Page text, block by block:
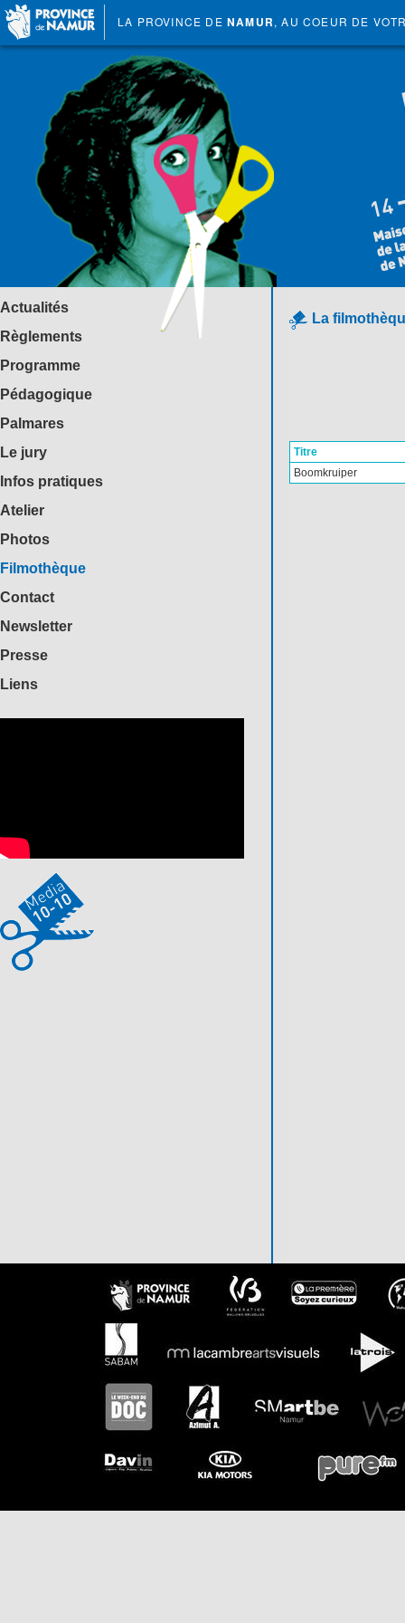
LA PROVINCE DE NAMUR, AU COEUR DE
Actualités
Règlements
Programme
Pédagogique
Palmares
Le jury
Infos pratiques
Atelier
Photos
Filmothèque
Contact
Newsletter
Presse
Liens
La
Titre
Boomkruiper